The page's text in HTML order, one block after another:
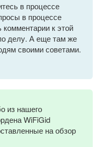
в процессе
в процессе
к этой
делу. А еще там же
своими советами.
из нашего
WiFiGid
на обзор